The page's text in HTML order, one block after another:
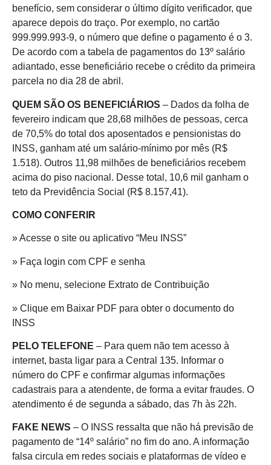
benefício, sem considerar o último dígito verificador, que
aparece depois do traço. Por exemplo, no cartão
999.999.993-9, o número que define o pagamento é o 3.
De acordo com a tabela de pagamentos do 13º salário
adiantado, esse beneficiário recebe o crédito da primeira
parcela no dia 28 de abril.
QUEM SÃO OS BENEFICIÁRIOS – Dados da folha de
fevereiro indicam que 28,68 milhões de pessoas, cerca
de 70,5% do total dos aposentados e pensionistas do
INSS, ganham até um salário-mínimo por mês (R$
1.518). Outros 11,98 milhões de beneficiários recebem
acima do piso nacional. Desse total, 10,6 mil ganham o
teto da Previdência Social (R$ 8.157,41).
COMO CONFERIR
» Acesse o site ou aplicativo “Meu INSS”
» Faça login com CPF e senha
» No menu, selecione Extrato de Contribuição
» Clique em Baixar PDF para obter o documento do
INSS
PELO TELEFONE – Para quem não tem acesso à
internet, basta ligar para a Central 135. Informar o
número do CPF e confirmar algumas informações
cadastrais para a atendente, de forma a evitar fraudes. O
atendimento é de segunda a sábado, das 7h às 22h.
FAKE NEWS – O INSS ressalta que não há previsão de
pagamento de “14º salário” no fim do ano. A informação
falsa circula em redes sociais e plataformas de vídeo e